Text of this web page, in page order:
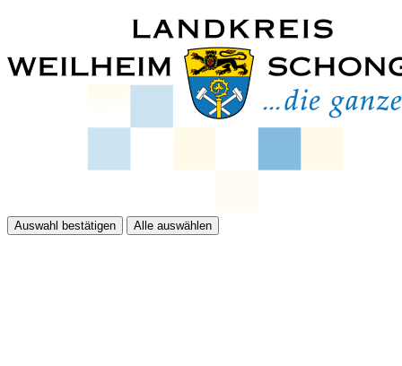
Auswahl bestätigen Alle auswählen